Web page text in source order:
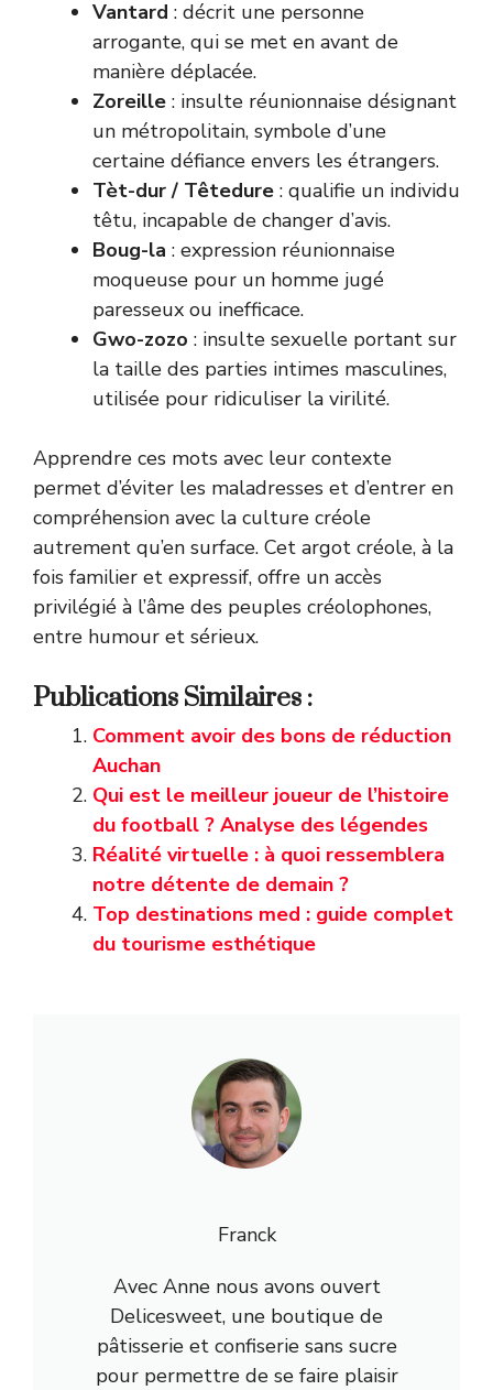
Vantard : décrit une personne
arrogante, qui se met en avant de
manière déplacée.
Zoreille : insulte réunionnaise désignant
un métropolitain, symbole d’une
certaine défiance envers les étrangers.
Tèt-dur / Têtedure : qualifie un individu
têtu, incapable de changer d’avis.
Boug-la : expression réunionnaise
moqueuse pour un homme jugé
paresseux ou inefficace.
Gwo-zozo : insulte sexuelle portant sur
la taille des parties intimes masculines,
utilisée pour ridiculiser la virilité.
Apprendre ces mots avec leur contexte
permet d’éviter les maladresses et d’entrer en
compréhension avec la culture créole
autrement qu’en surface. Cet argot créole, à la
fois familier et expressif, offre un accès
privilégié à l’âme des peuples créolophones,
entre humour et sérieux.
Publications Similaires :
Comment avoir des bons de réduction
Auchan
Qui est le meilleur joueur de l’histoire
du football ? Analyse des légendes
Réalité virtuelle : à quoi ressemblera
notre détente de demain ?
Top destinations med : guide complet
du tourisme esthétique
Franck
Avec Anne nous avons ouvert
Delicesweet, une boutique de
pâtisserie et confiserie sans sucre
pour permettre de se faire plaisir